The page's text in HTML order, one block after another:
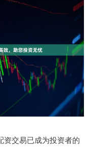
资交易已成为投资者的